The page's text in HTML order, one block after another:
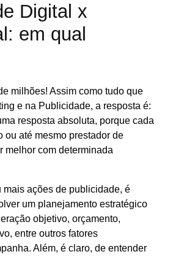
Digital x
em qual
milhões! Assim como tudo que
e na Publicidade, a resposta é:
resposta absoluta, porque cada
ou até mesmo prestador de
melhor com determinada
mais ações de publicidade, é
um planejamento estratégico
objetivo, orçamento,
entre outros fatores
Além, é claro, de entender